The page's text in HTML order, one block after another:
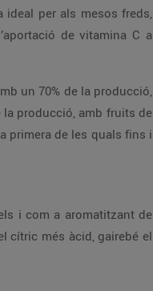
per als mesos freds,
de vitamina C a
un 70% de la producció,
la producció, amb fruits de
primera de les quals fins i
i com a aromatitzant de
cítric més àcid, gairebé el